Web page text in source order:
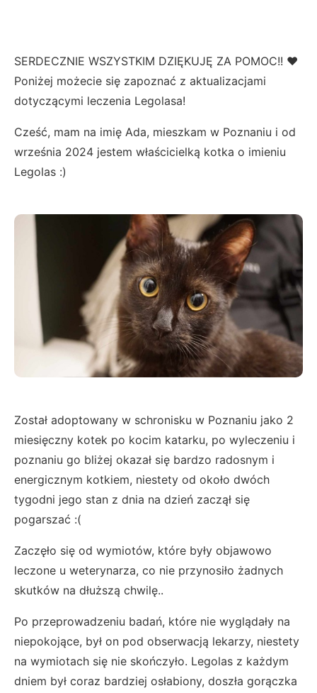
SERDECZNIE WSZYSTKIM DZIĘKUJĘ ZA POMOC!! ❤️
Poniżej możecie się zapoznać z aktualizacjami
dotyczącymi leczenia Legolasa!
Cześć, mam na imię Ada, mieszkam w Poznaniu i od
września 2024 jestem właścicielką kotka o imieniu
Legolas :)
Został adoptowany w schronisku w Poznaniu jako 2
miesięczny kotek po kocim katarku, po wyleczeniu i
poznaniu go bliżej okazał się bardzo radosnym i
energicznym kotkiem, niestety od około dwóch
tygodni jego stan z dnia na dzień zaczął się
pogarszać :(
Zaczęło się od wymiotów, które były objawowo
leczone u weterynarza, co nie przynosiło żadnych
skutków na dłuższą chwilę..
Po przeprowadzeniu badań, które nie wyglądały na
niepokojące, był on pod obserwacją lekarzy, niestety
na wymiotach się nie skończyło. Legolas z każdym
dniem był coraz bardziej osłabiony, doszła gorączka